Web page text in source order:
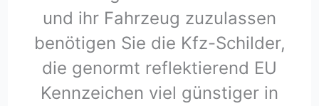
und ihr Fahrzeug zuzulassen
benötigen Sie die Kfz-Schilder,
die genormt reflektierend EU
Kennzeichen viel günstiger in